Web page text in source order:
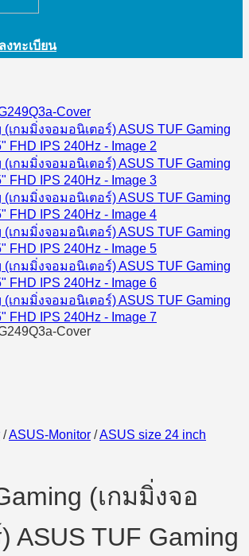
งทะเบียน
/ASUS-Monitor /ASUS size 24 inch
(เกมมิ่งจอ
ASUS TUF Gaming